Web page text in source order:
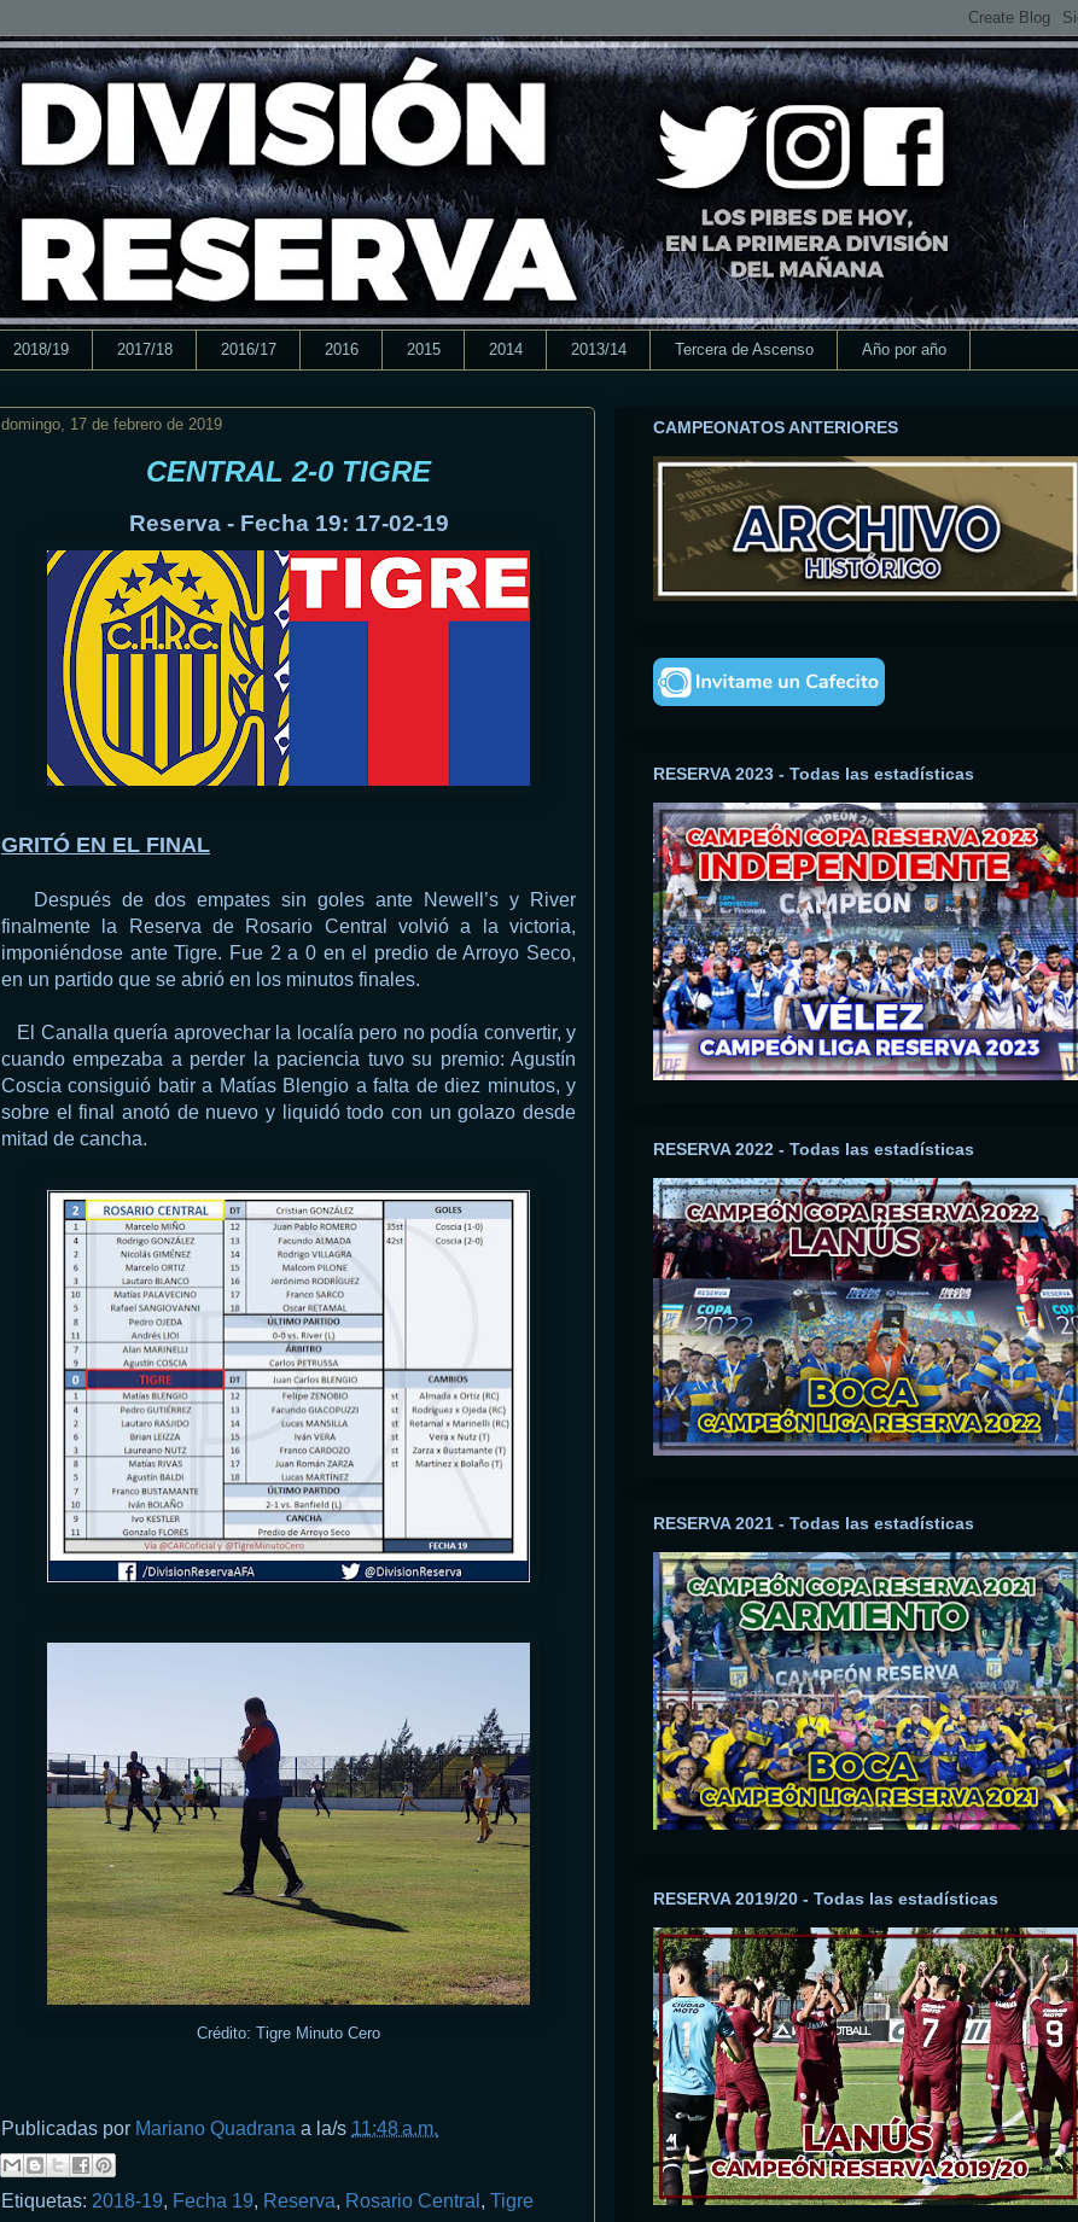
2018/19 2017/18 2016/17 2016 2015 2014 2013/14 Tercera de Ascenso Año por año
domingo, 17 de febrero de 2019
CENTRAL 2-0 TIGRE
Reserva - Fecha 19: 17-02-19
GRITÓ EN EL FINAL
Después de dos empates sin goles ante Newell’s y River
finalmente la Reserva de Rosario Central volvió a la victoria,
imponiéndose ante Tigre. Fue 2 a 0 en el predio de Arroyo Seco,
en un partido que se abrió en los minutos finales.
El Canalla quería aprovechar la localía pero no podía convertir, y
cuando empezaba a perder la paciencia tuvo su premio: Agustín
Coscia consiguió batir a Matías Blengio a falta de diez minutos, y
sobre el final anotó de nuevo y liquidó todo con un golazo desde
mitad de cancha.
Crédito: Tigre Minuto Cero
Publicadas por Mariano Quadrana a la/s 11:48 a.m.
Etiquetas: 2018-19, Fecha 19, Reserva, Rosario Central , Tigre
CAMPEONATOS ANTERIORES
RESERVA 2023 - Todas las estadísticas
RESERVA 2022 - Todas las estadísticas
RESERVA 2021 - Todas las estadísticas
RESERVA 2019/20 - Todas las estadísticas